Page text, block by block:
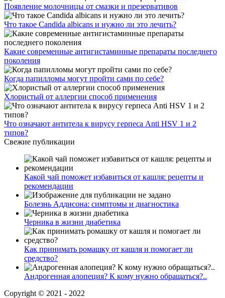
Появление молочницы от смазки и презервативов
Что такое Candida albicans и нужно ли это лечить?
Какие современные антигистаминные препараты последнего
поколения
Когда папилломы могут пройти сами по себе?
Хлористый от аллергии способ применения
Что означают антитела к вирусу герпеса Anti HSV 1 и 2
типов?
Свежие публикации
Какой чай поможет избавиться от кашля: рецепты и
рекомендации
Болезнь Аддисона: симптомы и диагностика
Черника в жизни диабетика
Как принимать ромашку от кашля и помогает ли
средство?
Андрогенная алопеция? К кому нужно обращаться?..
Copyright © 2021 - 2022